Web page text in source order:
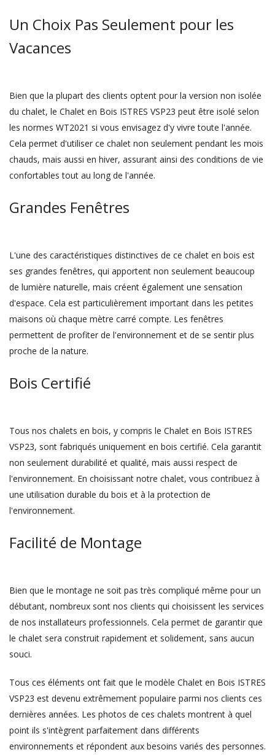
Un Choix Pas Seulement pour les
Vacances
Bien que la plupart des clients optent pour la version non isolée
du chalet, le Chalet en Bois ISTRES VSP23 peut être isolé selon
les normes WT2021 si vous envisagez d'y vivre toute l'année.
Cela permet d'utiliser ce chalet non seulement pendant les mois
chauds, mais aussi en hiver, assurant ainsi des conditions de vie
confortables tout au long de l'année.
Grandes Fenêtres
L'une des caractéristiques distinctives de ce chalet en bois est
ses grandes fenêtres, qui apportent non seulement beaucoup
de lumière naturelle, mais créent également une sensation
d'espace. Cela est particulièrement important dans les petites
maisons où chaque mètre carré compte. Les fenêtres
permettent de profiter de l'environnement et de se sentir plus
proche de la nature.
Bois Certifié
Tous nos chalets en bois, y compris le Chalet en Bois ISTRES
VSP23, sont fabriqués uniquement en bois certifié. Cela garantit
non seulement durabilité et qualité, mais aussi respect de
l'environnement. En choisissant notre chalet, vous contribuez à
une utilisation durable du bois et à la protection de
l'environnement.
Facilité de Montage
Bien que le montage ne soit pas très compliqué même pour un
débutant, nombreux sont nos clients qui choisissent les services
de nos installateurs professionnels. Cela permet de garantir que
le chalet sera construit rapidement et solidement, sans aucun
souci.
Tous ces éléments ont fait que le modèle Chalet en Bois ISTRES
VSP23 est devenu extrêmement populaire parmi nos clients ces
dernières années. Les photos de ces chalets montrent à quel
point ils s'intègrent parfaitement dans différents
environnements et répondent aux besoins variés des personnes.